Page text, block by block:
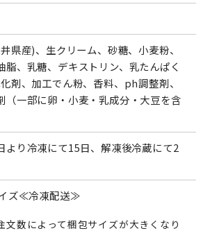
県産)、生クリーム、砂糖、小麦粉、
脂、乳糖、デキストリン、乳たんぱく
剤、加工でん粉、香料、ph調整剤、
（一部に卵・小麦・乳成分・大豆を含
より冷凍にて15日、解凍後冷蔵にて2
ズ≪冷凍配送≫
文数によって梱包サイズが大きくなり